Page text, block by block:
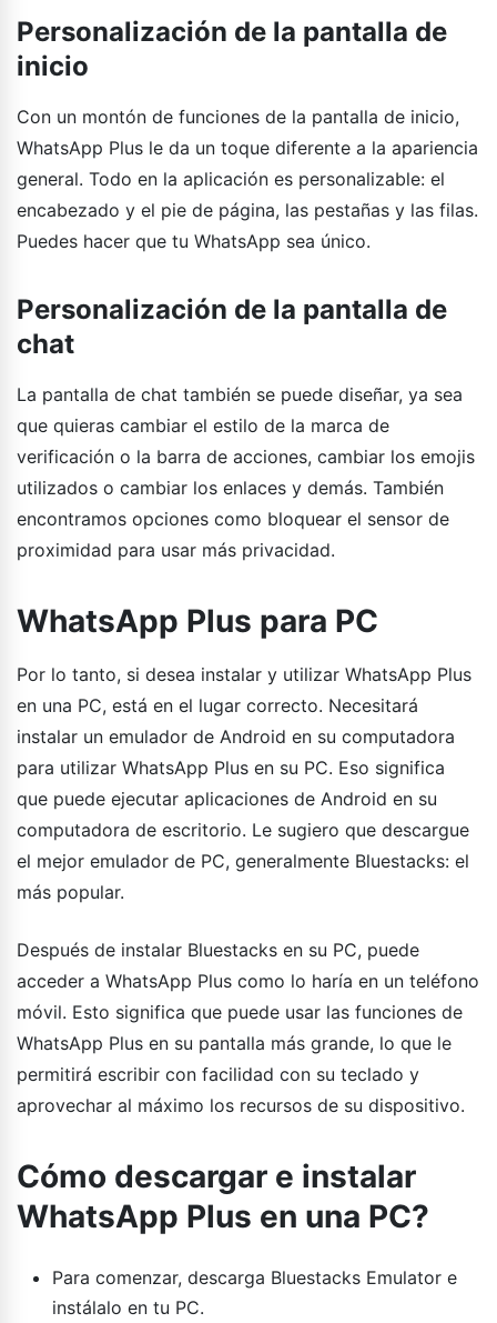
Personalización de la pantalla de
inicio
Con un montón de funciones de la pantalla de inicio,
WhatsApp Plus le da un toque diferente a la apariencia
general. Todo en la aplicación es personalizable: el
encabezado y el pie de página, las pestañas y las filas.
Puedes hacer que tu WhatsApp sea único.
Personalización de la pantalla de
chat
La pantalla de chat también se puede diseñar, ya sea
que quieras cambiar el estilo de la marca de
verificación o la barra de acciones, cambiar los emojis
utilizados o cambiar los enlaces y demás. También
encontramos opciones como bloquear el sensor de
proximidad para usar más privacidad.
WhatsApp Plus para PC
Por lo tanto, si desea instalar y utilizar WhatsApp Plus
en una PC, está en el lugar correcto. Necesitará
instalar un emulador de Android en su computadora
para utilizar WhatsApp Plus en su PC. Eso significa
que puede ejecutar aplicaciones de Android en su
computadora de escritorio. Le sugiero que descargue
el mejor emulador de PC, generalmente Bluestacks: el
más popular.
Después de instalar Bluestacks en su PC, puede
acceder a WhatsApp Plus como lo haría en un teléfono
móvil. Esto significa que puede usar las funciones de
WhatsApp Plus en su pantalla más grande, lo que le
permitirá escribir con facilidad con su teclado y
aprovechar al máximo los recursos de su dispositivo.
Cómo descargar e instalar
WhatsApp Plus en una PC?
Para comenzar, descarga Bluestacks Emulator e
instálalo en tu PC.